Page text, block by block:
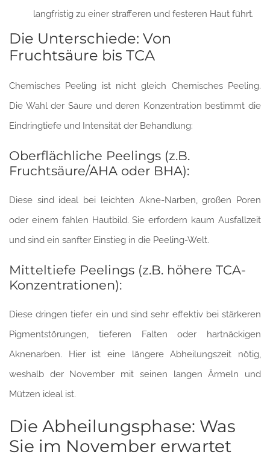
langfristig zu einer strafferen und festeren Haut führt.
Die Unterschiede: Von
Fruchtsäure bis TCA
Chemisches Peeling ist nicht gleich Chemisches Peeling.
Die Wahl der Säure und deren Konzentration bestimmt die
Eindringtiefe und Intensität der Behandlung:
Oberflächliche Peelings (z.B.
Fruchtsäure/AHA oder BHA):
Diese sind ideal bei leichten Akne-Narben, großen Poren
oder einem fahlen Hautbild. Sie erfordern kaum Ausfallzeit
und sind ein sanfter Einstieg in die Peeling-Welt.
Mitteltiefe Peelings (z.B. höhere TCA-
Konzentrationen):
Diese dringen tiefer ein und sind sehr effektiv bei stärkeren
Pigmentstörungen, tieferen Falten oder hartnäckigen
Aknenarben. Hier ist eine längere Abheilungszeit nötig,
weshalb der November mit seinen langen Ärmeln und
Mützen ideal ist.
Die Abheilungsphase: Was
Sie im November erwartet